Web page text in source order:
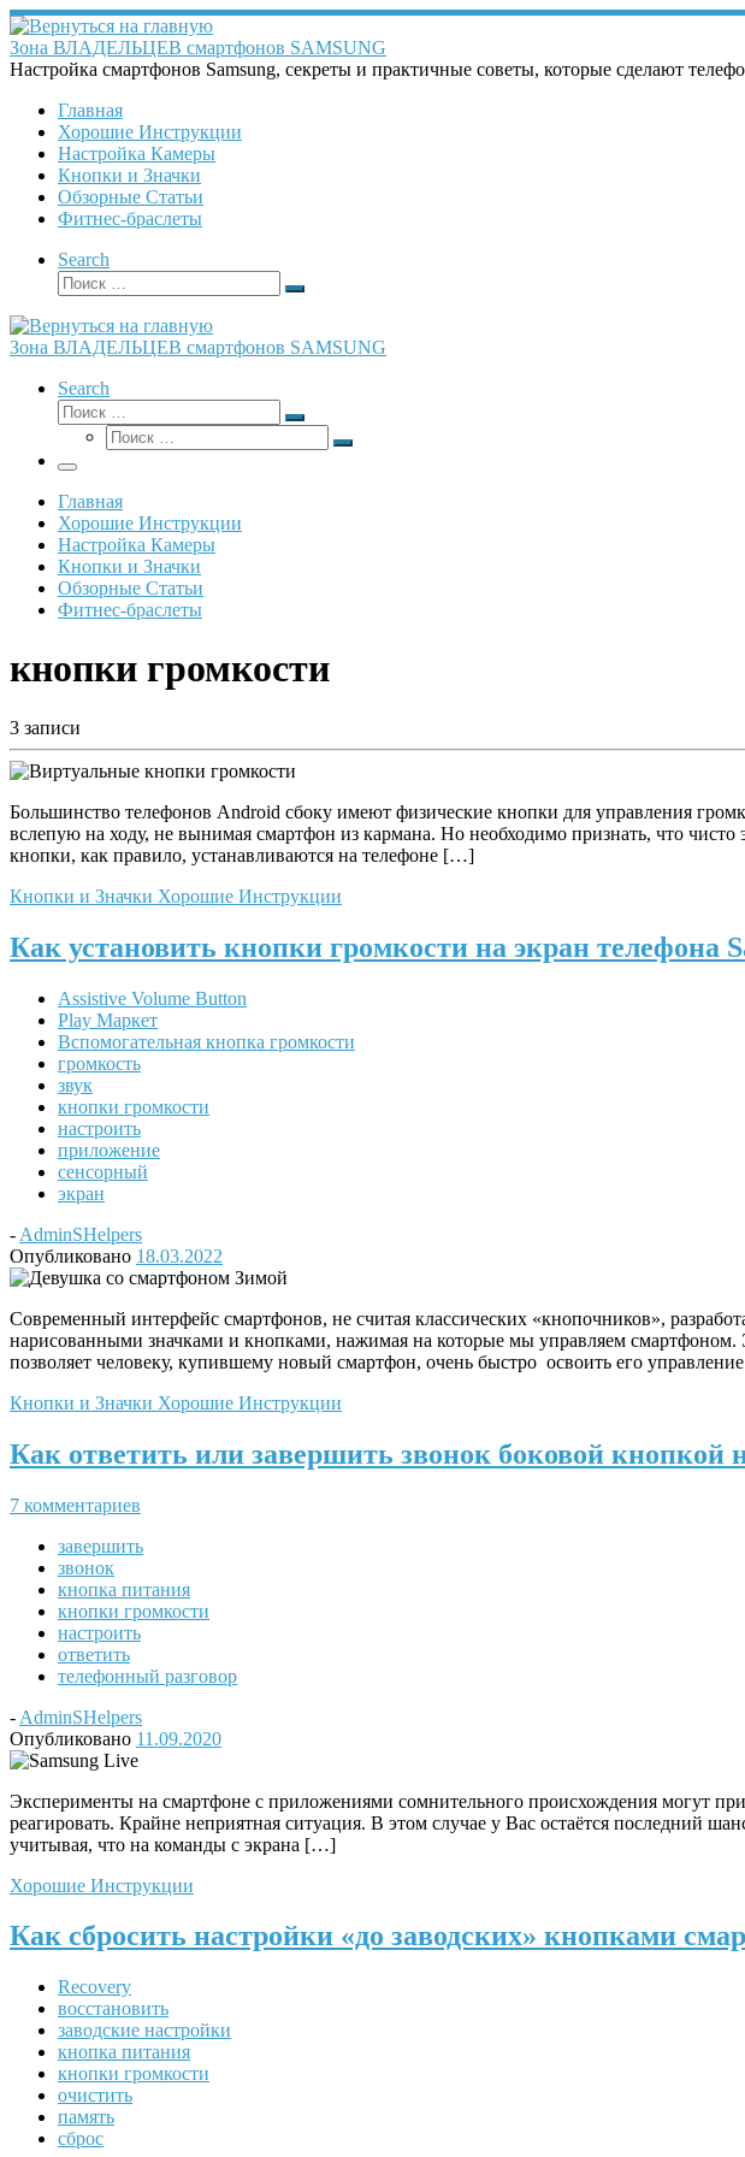
Перейти
к
содержимому
Зона ВЛАДЕЛЬЦЕВ смартфонов SAMSUNG
Настройка смартфонов Samsung, секреты и практичные советы, которые сделают
Главная
Хорошие Инструкции
Настройка Камеры
Кнопки и Значки
Обзорные Статьи
Фитнес-браслеты
Search
Поиск
Поиск
Зона ВЛАДЕЛЬЦЕВ смартфонов SAMSUNG
Search
Поиск
Поиск
Поиск
Поиск
Меню
Главная
Хорошие Инструкции
Настройка Камеры
Кнопки и Значки
Обзорные Статьи
Фитнес-браслеты
кнопки громкости
3 записи
Большинство телефонов Android сбоку имеют физические кнопки для управления
вслепую на ходу, не вынимая смартфон из кармана. Но необходимо признать, что чисто
кнопки, как правило, устанавливаются на телефоне […]
Кнопки и Значки Хорошие Инструкции
Как установить кнопки громкости на экран телефона
Assistive Volume Button
Play Маркет
Вспомогательная кнопка громкости
громкость
звук
кнопки громкости
настроить
приложение
сенсорный
экран
- AdminSHelpers
Опубликовано 18.03.2022
Современный интерфейс смартфонов, не считая классических «кнопочников»,
нарисованными значками и кнопками, нажимая на которые мы управляем
позволяет человеку, купившему новый смартфон, очень быстро освоить его
Кнопки и Значки Хорошие Инструкции
Как ответить или завершить звонок боковой кнопкой
7 комментариев
завершить
звонок
кнопка питания
кнопки громкости
настроить
ответить
телефонный разговор
- AdminSHelpers
Опубликовано 11.09.2020
Эксперименты на смартфоне с приложениями сомнительного происхождения могут
реагировать. Крайне неприятная ситуация. В этом случае у Вас остаётся последний
учитывая, что на команды с экрана […]
Хорошие Инструкции
Как сбросить настройки «до заводских» кнопками
Recovery
восстановить
заводские настройки
кнопка питания
кнопки громкости
очистить
память
сброс